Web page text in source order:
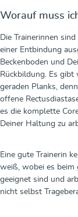
Worauf muss
Die Trainerinnen
einer Entbindung
Beckenboden und
Rückbildung. Es gibt
geraden Planks,
offene
es die komplette
Deiner Haltung zu
Eine gute Trainerin
weiß, wobei es beim
geeignet sind und
nicht selbst